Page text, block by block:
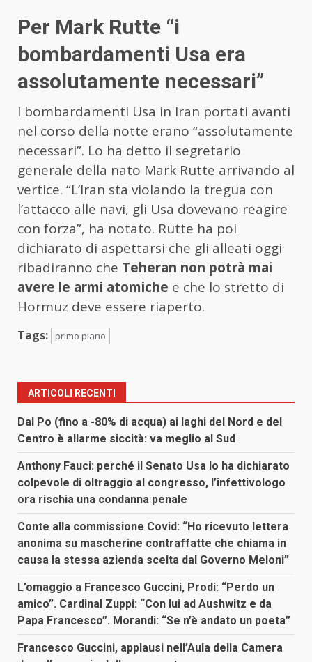
Per Mark Rutte “i
bombardamenti Usa era
assolutamente necessari”
I bombardamenti Usa in Iran portati avanti
nel corso della notte erano “assolutamente
necessari”. Lo ha detto il segretario
generale della nato Mark Rutte arrivando al
vertice. “L’Iran sta violando la tregua con
l’attacco alle navi, gli Usa dovevano reagire
con forza”, ha notato. Rutte ha poi
dichiarato di aspettarsi che gli alleati oggi
ribadiranno che Teheran non potrà mai
avere le armi atomiche e che lo stretto di
Hormuz deve essere riaperto.
Tags: primo piano
ARTICOLI RECENTI
Dal Po (fino a -80% di acqua) ai laghi del Nord e del
Centro è allarme siccità: va meglio al Sud
Anthony Fauci: perché il Senato Usa lo ha dichiarato
colpevole di oltraggio al congresso, l’infettivologo
ora rischia una condanna penale
Conte alla commissione Covid: “Ho ricevuto lettera
anonima su mascherine contraffatte che chiama in
causa la stessa azienda scelta dal Governo Meloni”
L’omaggio a Francesco Guccini, Prodi: “Perdo un
amico”. Cardinal Zuppi: “Con lui ad Aushwitz e da
Papa Francesco”. Morandi: “Se n’è andato un poeta”
Francesco Guccini, applausi nell’Aula della Camera